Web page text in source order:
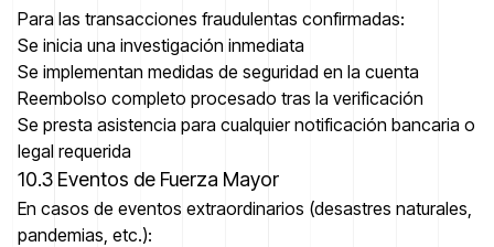
Para las transacciones fraudulentas confirmadas:
Se inicia una investigación inmediata
Se implementan medidas de seguridad en la cuenta
Reembolso completo procesado tras la verificación
Se presta asistencia para cualquier notificación bancaria o
legal requerida
10.3 Eventos de Fuerza Mayor
En casos de eventos extraordinarios (desastres naturales,
pandemias, etc.):